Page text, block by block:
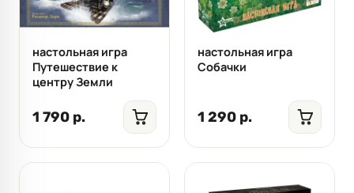
настольная игра
Путешествие к
центру Земли
1 790 р.
настольная игра
Собачки
1 290 р.